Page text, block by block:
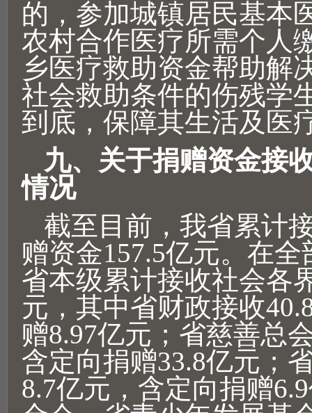
的，参加城镇居民基本
农村合作医疗所需个人
乡医疗救助资金帮助解
社会救助条件的伤残学
到底，保障其生活及医
九、关于捐赠资金接
情况
截至目前，我省累计
赠资金157.5亿元。在
省本级累计接收社会各
元，其中省财政接收
赠8.97亿元；省慈善总
含定向捐赠33.8亿元；
8.7亿元，含定向捐赠